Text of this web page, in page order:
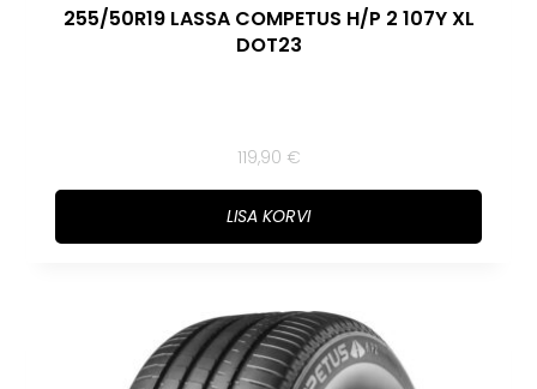
255/50R19 LASSA COMPETUS H/P 2 107Y XL
DOT23
119,90 €
LISA KORVI